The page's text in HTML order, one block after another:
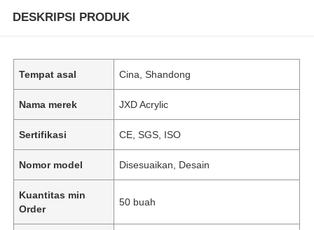
DESKRIPSI PRODUK
Tempat asal Cina, Shandong
Nama merek JXD Acrylic
Sertifikasi CE, SGS, ISO
Nomor model Disesuaikan, Desain
Kuantitas min
Order
50 buah